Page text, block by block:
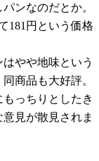
ンなのだとか。
181 円という価格
やや地味という
商品も大好評。
っちりとしたき
見が散見されま